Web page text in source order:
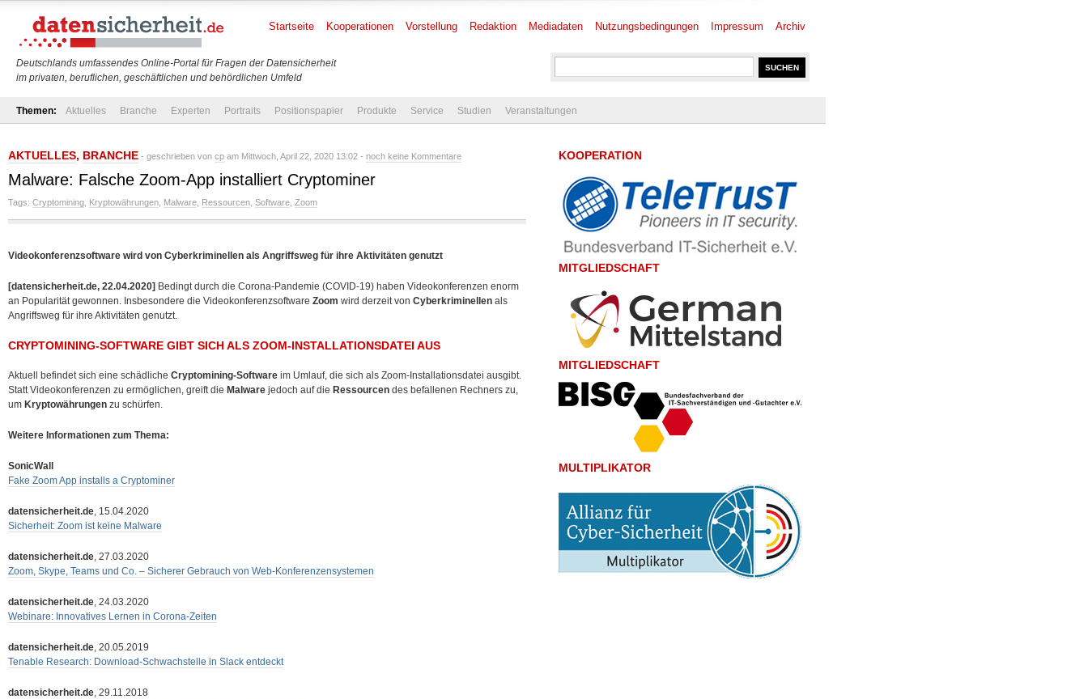
Deutschlands umfassendes Online-Portal für Fragen der Datensicherheit
im privaten, beruflichen, geschäftlichen und behördlichen Umfeld
Startseite Kooperationen Vorstellung Redaktion Mediadaten Nutzungsbedingungen Impressum Archiv
Themen: Aktuelles Branche Experten Portraits Positionspapier Produkte Service Studien Veranstaltungen
AKTUELLES, BRANCHE - geschrieben von cp am Mittwoch, April 22, 2020 13:02 - noch keine Kommentare
Malware: Falsche Zoom-App installiert Cryptominer
Tags: Cryptomining Kryptowährungen Malware Ressourcen Software Zoom
Videokonferenzsoftware wird von Cyberkriminellen als Angriffsweg für ihre Aktivitäten genutzt
[datensicherheit.de, 22.04.2020] Bedingt durch die Corona-Pandemie (COVID-19) haben Videokonferenzen enorm
an Popularität gewonnen. Insbesondere die Videokonferenzsoftware Zoom wird derzeit von Cyberkriminellen als
Angriffsweg für ihre Aktivitäten genutzt.
CRYPTOMINING-SOFTWARE GIBT SICH ALS ZOOM-INSTALLATIONSDATEI AUS
Aktuell befindet sich eine schädliche Cryptomining-Software im Umlauf, die sich als Zoom-Installationsdatei ausgibt.
Statt Videokonferenzen zu ermöglichen, greift die Malware jedoch auf die Ressourcen des befallenen Rechners zu,
um Kryptowährungen zu schürfen.
Weitere Informationen zum Thema:
SonicWall
Fake Zoom App installs a Cryptominer
datensicherheit.de, 15.04.2020
Sicherheit: Zoom ist keine Malware
datensicherheit.de, 27.03.2020
Zoom, Skype, Teams und Co. – Sicherer Gebrauch von Web-Konferenzensystemen
datensicherheit.de, 24.03.2020
Webinare: Innovatives Lernen in Corona-Zeiten
datensicherheit.de, 20.05.2019
Tenable Research: Download-Schwachstelle in Slack entdeckt
datensicherheit.de, 29.11.2018
KOOPERATION
MITGLIEDSCHAFT
MITGLIEDSCHAFT
MULTIPLIKATOR